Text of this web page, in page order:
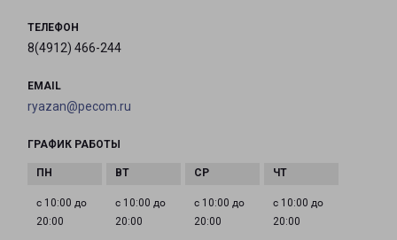
ТЕЛЕФОН
8(4912) 466-244
EMAIL
ryazan@pecom.ru
ГРАФИК РАБОТЫ
с 10:00 до
20:00
с 10:00 до
20:00
с 10:00 до
20:00
с 10:00 до
20:00